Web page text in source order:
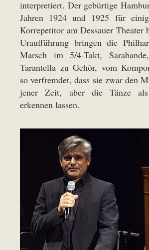
interpretiert. Der gebürtige
Jahren 1924 und 1925 für
Korrepetitor am Dessauer Theater
Uraufführung bringen die
Marsch im 5/4-Takt,
Tarantella zu Gehör, vom
so verfremdet, dass sie zwar den
jener Zeit, aber die Tänze
erkennen lassen.